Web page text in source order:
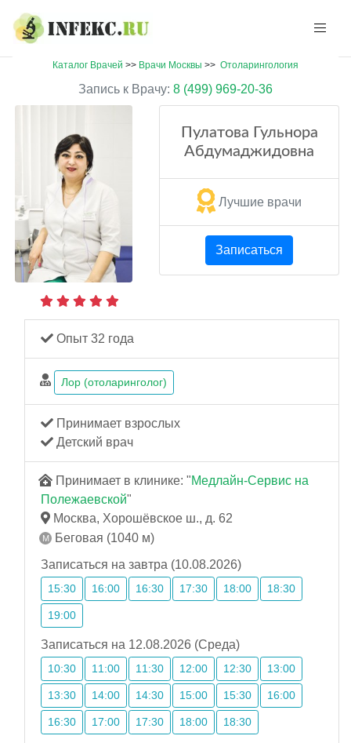
Каталог Врачей >> Врачи Москвы >> Отоларингология
Запись к Врачу: 8 (499) 969-20-36
Пулатова Гульнора
Абдумаджидовна
Лучшие врачи
Записаться
Опыт 32 года
Лор (отоларинголог)
Принимает взрослых
Детский врач
Принимает в клинике: "Медлайн-Сервис на
Полежаевской"
Москва, Хорошёвское ш., д. 62
Беговая (1040 м)
Записаться на завтра (10.08.2026)
15:30 16:00 16:30 17:30 18:00 18:30
19:00
Записаться на 12.08.2026 (Среда)
10:30 11:00 11:30 12:00 12:30 13:00
13:30 14:00 14:30 15:00 15:30 16:00
16:30 17:00 17:30 18:00 18:30